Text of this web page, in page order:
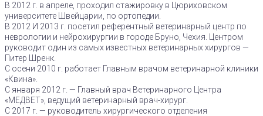
В 2012 г. в апреле, проходил стажировку в Цюриховском
университете Швейцарии, по ортопедии.
В 2012 И 2013 г. посетил референтный ветеринарный центр по
неврологии и нейрохирургии в городе Бруно, Чехия. Центром
руководит один из самых известных ветеринарных хирургов —
Питер Шренк.
С осени 2010 г. работает Главным врачом ветеринарной клиники
«Квина».
С января 2012 г. — Главный врач Ветеринарного Центра
«МЕДВЕТ», ведущий ветеринарный врач-хирург.
С 2017 г. — руководитель хирургического отделения